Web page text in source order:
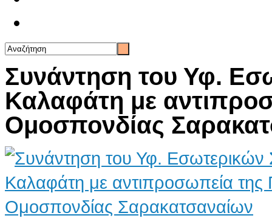
Συνάντηση του Υφ.
Καλαφάτη με
Ομοσπονδίας